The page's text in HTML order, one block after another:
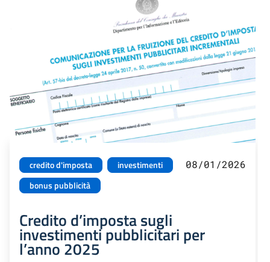
credito d'imposta
investimenti
bonus pubblicità
08/01/2026
Credito d’imposta sugli
investimenti pubblicitari per
l’anno 2025